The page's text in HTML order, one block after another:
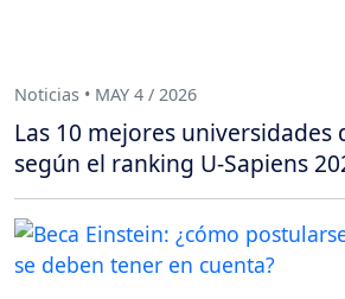
Noticias • MAY 4 / 2026
Las 10 mejores universidades
según el ranking U-Sapiens